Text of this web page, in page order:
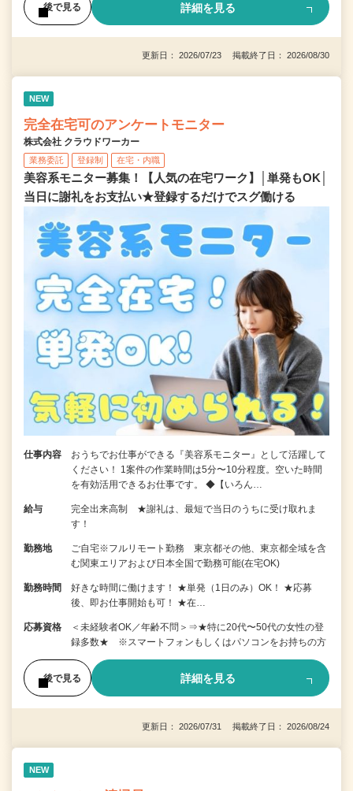
後で見る 詳細を見る
更新日： 2026/07/23 掲載終了日： 2026/08/30
NEW
完全在宅可のアンケートモニター
株式会社 クラウドワーカー
業務委託 登録制 在宅・内職
美容系モニター募集！【人気の在宅ワーク】│単発もOK│
当日に謝礼をお支払い★登録するだけでスグ働ける
仕事内容
おうちでお仕事ができる『美容系モニター』として活躍して
ください！ 1案件の作業時間は5分〜10分程度。空いた時間
を有効活用できるお仕事です。 ◆【いろん…
給与
完全出来高制 ★謝礼は、最短で当日のうちに受け取れま
す！
勤務地
ご自宅※フルリモート勤務 東京都その他、東京都全域を含
む関東エリアおよび日本全国で勤務可能(在宅OK)
勤務時間
好きな時間に働けます！ ★単発（1日のみ）OK！ ★応募
後、即お仕事開始も可！ ★在…
応募資格
＜未経験者OK／年齢不問＞⇒★特に20代〜50代の女性の登
録多数★ ※スマートフォンもしくはパソコンをお持ちの方
後で見る 詳細を見る
更新日： 2026/07/31 掲載終了日： 2026/08/24
NEW